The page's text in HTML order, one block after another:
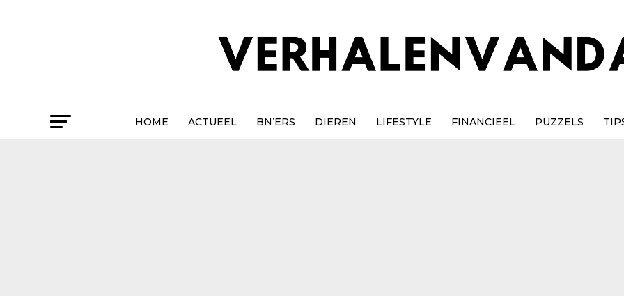
HOME ACTUEEL BN’ERS DIEREN LIFESTYLE FINANCIEEL PUZZELS